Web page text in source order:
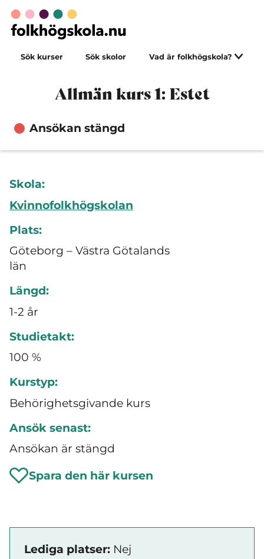
Sök kurser Sök skolor Vad är folkhögskola?
Allmän kurs 1: Estet
Ansökan stängd
Skola:
Kvinnofolkhögskolan
Plats:
Göteborg – Västra Götalands
län
Längd:
1-2 år
Studietakt:
100 %
Kurstyp:
Behörighetsgivande kurs
Ansök senast:
Ansökan är stängd
Spara den här kursen
Lediga platser: Nej